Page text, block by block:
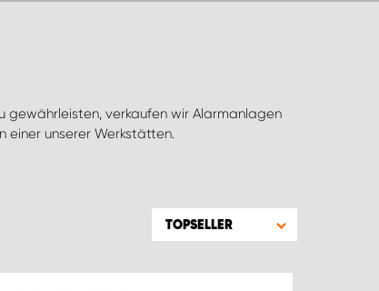
einer unserer Werkstätten.
TOPSELLER